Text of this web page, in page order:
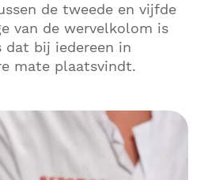
de tweede en vijfde
van de wervelkolom is
dat bij iedereen in
mate plaatsvindt.